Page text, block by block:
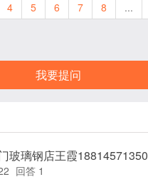
4 5 6 7 8 ...
我要提问
玻璃钢店王霞18814571350
回答 1